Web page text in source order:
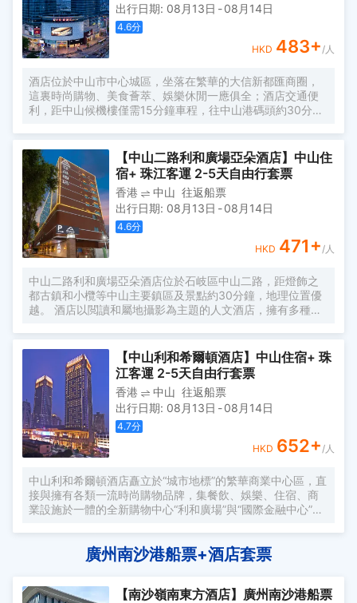
出行日期: 08月13日 -08月14日
4.6分
HKD 483+ /人
酒店位於中山市中心城區，坐落在繁華的大信新都匯商圈，
這裏時尚購物、美食薈萃、娛樂休閒一應俱全；酒店交通便
利，距中山候機樓僅需15分鐘車程，往中山港碼頭約30分鐘
時尚，114間雅緻客房均採用優質床品和品牌潔具，温馨典
雅，明亮潔淨，置身其間，舒適愜意的氛圍帶您走進寧靜甜
美的夢鄉；更有精心設計的“童趣親子房”，趣味小帳篷、卡通
玩具、精緻兒童用品...為孩子們的旅途再添驚喜！
【中山二路利和廣場亞朵酒店】中山住
宿+ 珠江客運 2-5天自由行套票
香港 中山 往返船票
出行日期: 08月13日 -08月14日
4.6分
HKD 471+ /人
中山二路利和廣場亞朵酒店位於石岐區中山二路，距燈飾之
都古鎮和小欖等中山主要鎮區及景點約30分鐘，地理位置優
越。 酒店以閲讀和屬地攝影為主題的人文酒店，擁有多種温
全套高端阿芙精油系列洗浴用品、100M高速光纖、wifi等設
施。
【中山利和希爾頓酒店】中山住宿+ 珠
江客運 2-5天自由行套票
香港 中山 往返船票
出行日期: 08月13日 -08月14日
4.7分
HKD 652+ /人
中山利和希爾頓酒店矗立於“城市地標”的繁華商業中心區，直
接與擁有各類一流時尚購物品牌，集餐飲、娛樂、住宿、商
業設施於一體的全新購物中心“利和廣場”與“國際金融中心”相
廣州南沙港船票+酒店套票
【南沙嶺南東方酒店】廣州南沙港船票